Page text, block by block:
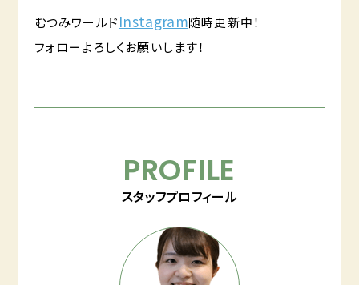
むつみワールドInstagram随時更新中！
フォローよろしくお願いします！
PROFILE
スタッフプロフィール